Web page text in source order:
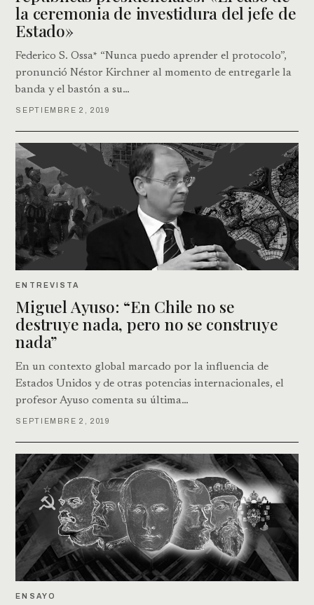
la ceremonia de investidura del jefe de
Estado»
Federico S. Ossa* “Nunca puedo aprender el protocolo”,
pronunció Néstor Kirchner al momento de entregarle la
banda y el bastón a su…
SEPTIEMBRE 2, 2019
ENTREVISTA
Miguel Ayuso: “En Chile no se
destruye nada, pero no se construye
nada”
En un contexto global marcado por la influencia de
Estados Unidos y de otras potencias internacionales, el
profesor Ayuso comenta su última…
SEPTIEMBRE 2, 2019
ENSAYO